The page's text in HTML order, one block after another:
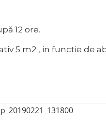
12 ore.
5 m2 , in functie de